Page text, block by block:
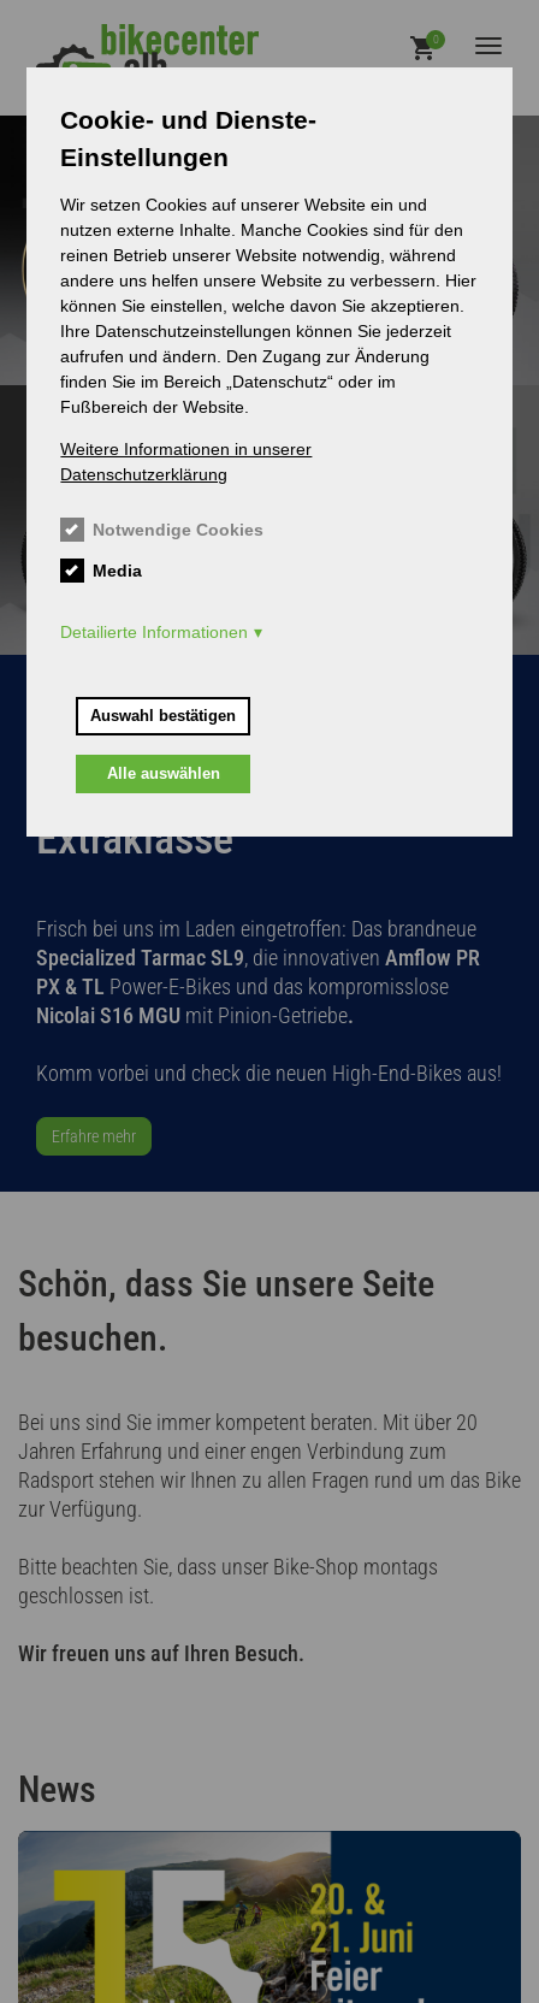
Cookie- und Dienste-
Einstellungen
Wir setzen Cookies auf unserer Website ein und
nutzen externe Inhalte. Manche Cookies sind für den
reinen Betrieb unserer Website notwendig, während
andere uns helfen unsere Website zu verbessern. Hier
können Sie einstellen, welche davon Sie akzeptieren.
Ihre Datenschutzeinstellungen können Sie jederzeit
aufrufen und ändern. Den Zugang zur Änderung
finden Sie im Bereich „Datenschutz“ oder im
Fußbereich der Website.
Weitere Informationen in unserer
Datenschutzerklärung
Notwendige Cookies
Media
Detailierte Informationen
Auswahl bestätigen
Alle auswählen
0
Bike-Nachschub der
Extraklasse
Frisch bei uns im Laden eingetroffen: Das brandneue
Specialized Tarmac SL9, die innovativen Amflow PR
PX & TL Power-E-Bikes und das kompromisslose
Nicolai S16 MGU mit Pinion-Getriebe.
Komm vorbei und check die neuen High-End-Bikes aus!
Erfahre mehr
Schön, dass Sie unsere Seite
besuchen.
Bei uns sind Sie immer kompetent beraten. Mit über 20
Jahren Erfahrung und einer engen Verbindung zum
Radsport stehen wir Ihnen zu allen Fragen rund um das Bike
zur Verfügung.
Bitte beachten Sie, dass unser Bike-Shop montags
geschlossen ist.
Wir freuen uns auf Ihren Besuch.
News